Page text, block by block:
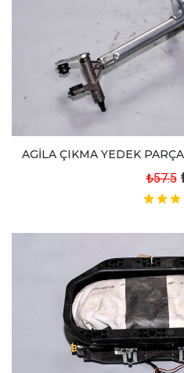
AGİLA ÇIKMA YEDEK
₺57.5